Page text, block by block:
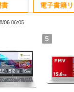
06 06:05
書 電子書籍